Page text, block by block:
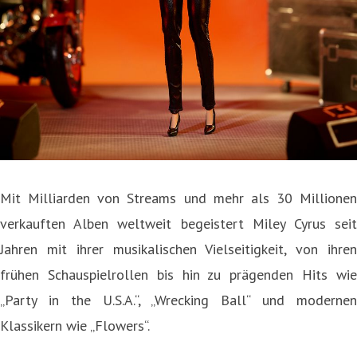
Mit Milliarden von Streams und mehr als 30 Millionen
verkauften Alben weltweit begeistert Miley Cyrus seit
Jahren mit ihrer musikalischen Vielseitigkeit, von ihren
frühen Schauspielrollen bis hin zu prägenden Hits wie
„Party in the U.S.A.“, „Wrecking Ball“ und modernen
Klassikern wie „Flowers“.